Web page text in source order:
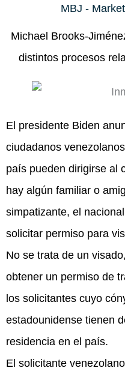
MBJ -
Michael Brooks-
distintos procesos
El presidente Biden
ciudadanos
país pueden dirigirse al
hay algún familiar o
simpatizante, el
solicitar permiso para
No se trata de un
obtener un permiso de
los solicitantes cuyo
estadounidense tienen
residencia en el país.
El solicitante